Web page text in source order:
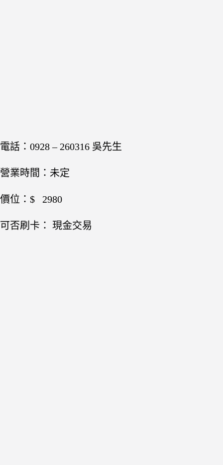
電話：0928 – 260316 吳先生
營業時間：未定
價位：$ 2980
可否刷卡： 現金交易